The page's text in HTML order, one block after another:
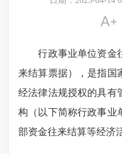

行政事业单位资金往
来结算票据），是指国
经法律法规授权的具有
构（以下简称行政事业
部资金往来结算等经济